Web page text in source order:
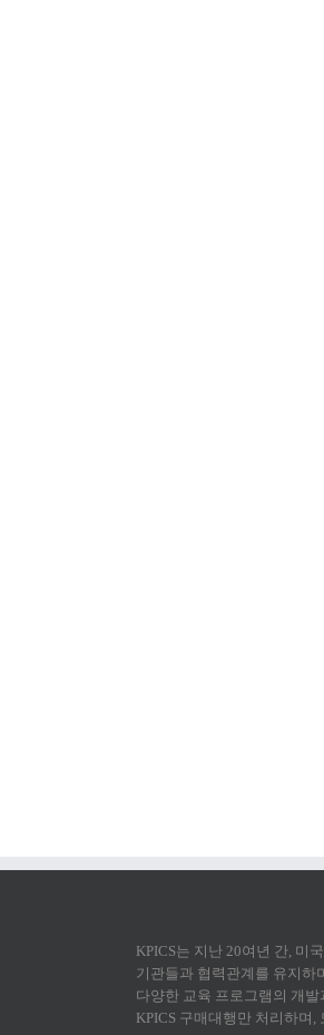
KPICS는 지난 20여년 간, 미
기관들과 협력관계를 유지하
다양한 교육 프로그램의 개
KPICS 구매대행만 처리하며